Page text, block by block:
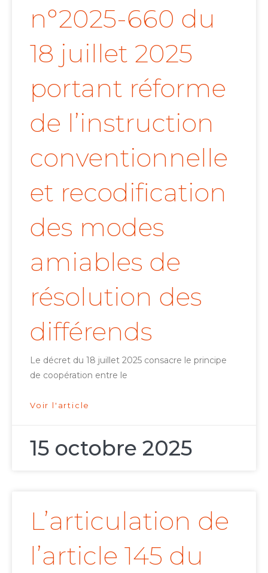
n°2025-660 du
18 juillet 2025
portant réforme
de l’instruction
conventionnelle
et recodification
des modes
amiables de
résolution des
différends
Le décret du 18 juillet 2025 consacre le principe
de coopération entre le
Voir l'article
15 octobre 2025
L’articulation de
l’article 145 du